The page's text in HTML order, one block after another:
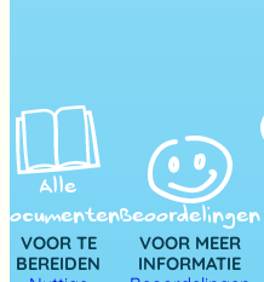
Alle
VOOR TE
BEREIDEN
Beoordelingen
VOOR MEER
INFORMATIE